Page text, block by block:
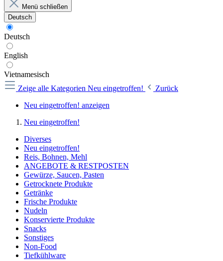
Menü schließen
Deutsch
Deutsch
English
Vietnamesisch
Zeige alle Kategorien Neu eingetroffen!
Zurück
Neu eingetroffen! anzeigen
Neu eingetroffen!
Diverses
Neu eingetroffen!
Reis, Bohnen, Mehl
ANGEBOTE & RESTPOSTEN
Gewürze, Saucen, Pasten
Getrocknete Produkte
Getränke
Frische Produkte
Nudeln
Konservierte Produkte
Snacks
Sonstiges
Non-Food
Tiefkühlware